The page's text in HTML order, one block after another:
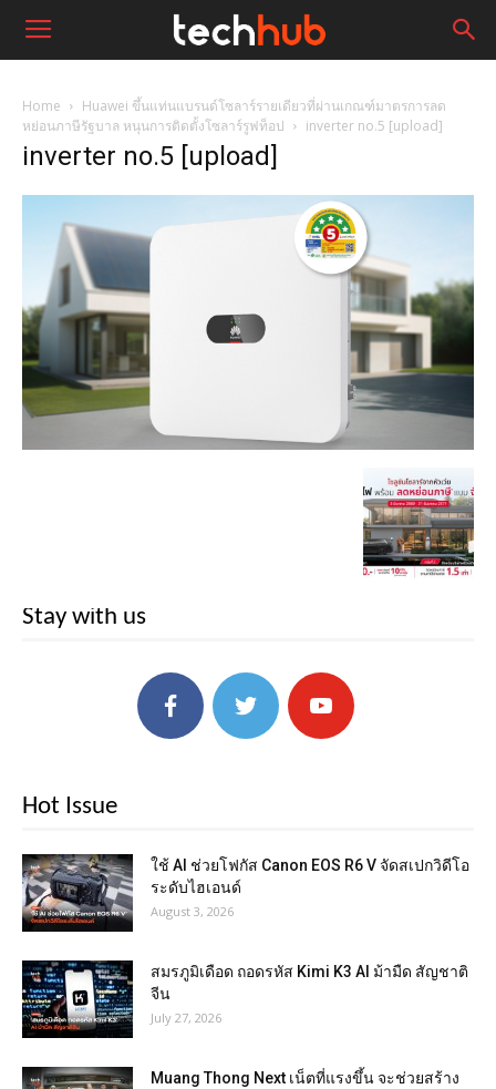
Home
Huawei ขึ้นแท่นแบรนด์โซลาร์รายเดียวที่ผ่านเกณฑ์มาตรการลด
หย่อนภาษีรัฐบาล หนุนการติดตั้งโซลาร์รูฟท็อป
inverter no.5 [upload]
inverter no.5 [upload]
Stay with us
Hot Issue
ใช้ AI ช่วยโฟกัส Canon EOS R6 V จัดสเปกวิดีโอ
ระดับไฮเอนด์
August 3, 2026
สมรภูมิเดือด ถอดรหัส Kimi K3 AI ม้ามืด สัญชาติ
จีน
July 27, 2026
Muang Thong Next เน็ตที่แรงขึ้น จะช่วยสร้าง